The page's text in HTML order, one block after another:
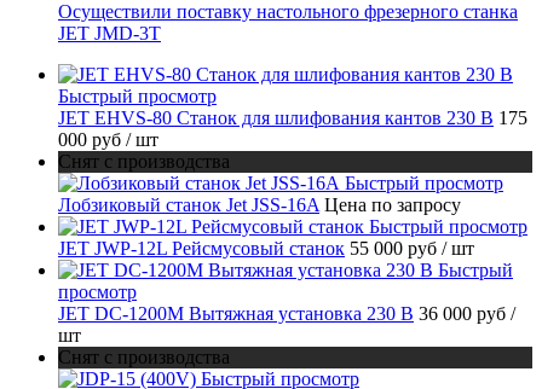
Осуществили поставку настольного фрезерного станка
JET JMD-3T
Быстрый просмотр
JET EHVS-80 Станок для шлифования кантов 230 В 175
000 руб / шт
Снят с производства
Быстрый просмотр
Лобзиковый станок Jet JSS-16A Цена по запросу
Быстрый просмотр
JET JWP-12L Рейсмусовый станок 55 000 руб / шт
Быстрый
просмотр
JET DC-1200M Вытяжная установка 230 В 36 000 руб /
шт
Снят с производства
Быстрый просмотр